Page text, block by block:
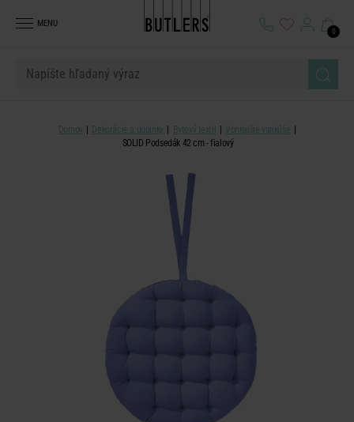
MENU
0
Domov Dekorácie a doplnky Bytový textil
Vonkajšie vankúše
SOLID Podsedák 42 cm - fialový